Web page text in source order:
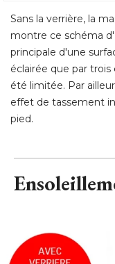
Sans la verrière, la
montre ce schéma
principale d'une
éclairée que par
été limitée. Par
effet de tassement
pied.